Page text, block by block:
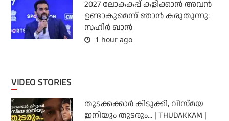
2027 ലോകകപ്പ് കളിക്കാന്‍ അവന്‍
ഉണ്ടാകുമെന്ന് ഞാന്‍ കരുതുന്നു:
സഹീര്‍ ഖാന്‍
1 hour ago
VIDEO STORIES
തുടക്കക്കാര്‍ കിടുക്കി, വിസ്മയ
ഇനിയും തുടരും... | THUDAKKAM |